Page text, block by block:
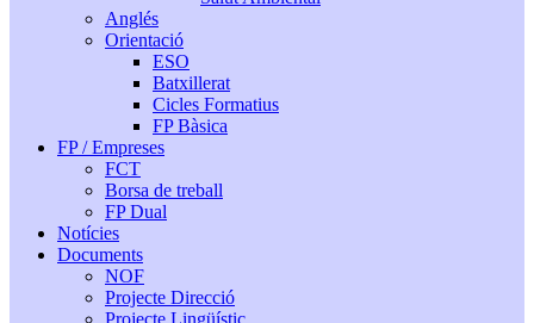
Anglés
Orientació
ESO
Batxillerat
Cicles Formatius
FP Bàsica
FP / Empreses
FCT
Borsa de treball
FP Dual
Notícies
Documents
NOF
Projecte Direcció
Projecte Lingüístic